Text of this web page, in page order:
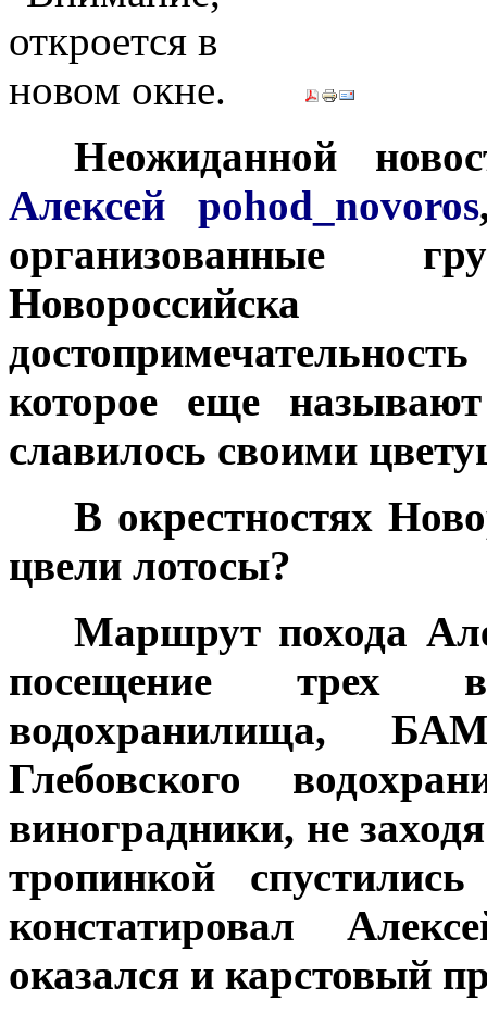
Неожиданной
Алексей pohod_novoros
организованные
которое еще
славилось своими
В окрестностях
цвели лотосы?
Маршрут похода
посещение трех
водохранилища,
Глебовского
виноградники, не
тропинкой
констатировал
оказался и карстовый